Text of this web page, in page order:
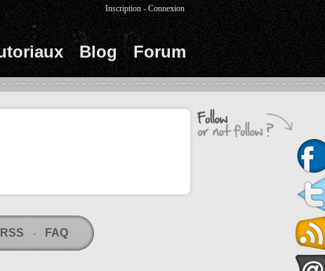
Blog Forum
Inscription -Connexion
- FAQ